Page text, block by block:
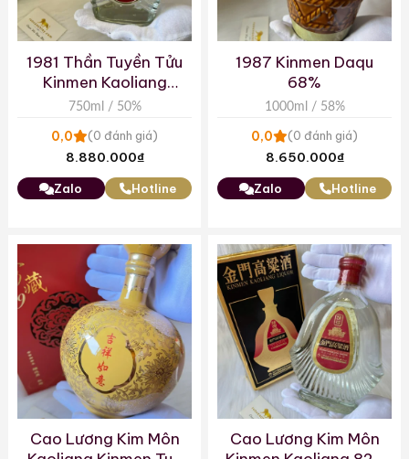
1981 Thần Tuyền Tửu
Kinmen Kaoliang
Liquor
750ml / 50%
0,0 (0 đánh giá)
8.880.000₫
Zalo Hotline
1987 Kinmen Daqu
68%
1000ml / 58%
0,0 (0 đánh giá)
8.650.000₫
Zalo Hotline
Cao Lương Kim Môn
Cao Lương Kim Môn